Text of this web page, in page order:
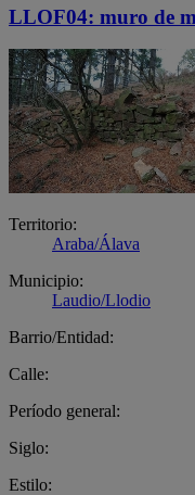
LLOF04: muro de
Territorio:
Araba/Álava
Municipio:
Laudio/Llodio
Barrio/Entidad:
Calle:
Período general:
Siglo:
Estilo: